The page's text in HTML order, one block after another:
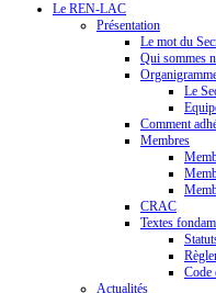
Le REN-LAC
Présentation
Le mot du
Qui sommes
Le
Comment
Membres
CRAC
Textes
Code
Actualités